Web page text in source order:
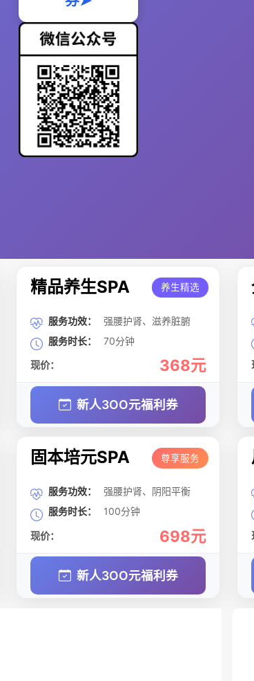
精品养生SPA 养生精选
服务功效：
强腰护肾、滋养脏腑
服务时长：
70分钟
现价： 368元
新人3OO元福利券
固本培元SPA 尊享服务
服务功效：
强腰护肾、阴阳平衡
服务时长：
100分钟
现价： 698元
新人3OO元福利券